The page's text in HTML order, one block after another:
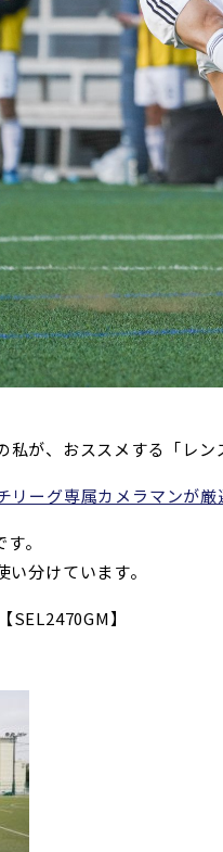
が、おススメする「レン
リーグ専属カメラマンが
。
い分けています。
】